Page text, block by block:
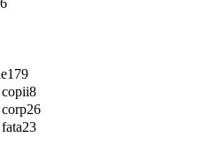
179
8
26
23